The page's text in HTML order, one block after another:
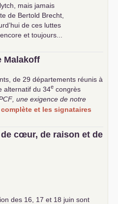
mais jamais
de Bertold Brecht,
de ces luttes
et toujours...
Malakoff
de 29 départements réunis à
alternatif du 34e congrès
, une exigence de notre
et les signataires
cœur, de raison et de
des 16, 17 et 18 juin sont